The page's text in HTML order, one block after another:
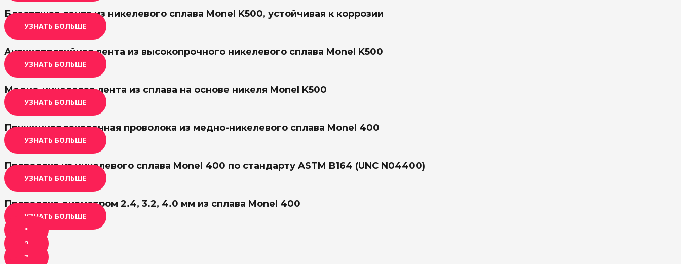
Блестящая лента из никелевого сплава Monel K500, устойчивая к коррозии
УЗНАТЬ БОЛЬШЕ
Антикоррозийная лента из высокопрочного никелевого сплава Monel K500
УЗНАТЬ БОЛЬШЕ
Медно-никелевая лента из сплава на основе никеля Monel K500
УЗНАТЬ БОЛЬШЕ
Пружинная закаленная проволока из медно-никелевого сплава Monel 400
УЗНАТЬ БОЛЬШЕ
Проволока из никелевого сплава Monel 400 по стандарту ASTM B164 (UNC N04400)
УЗНАТЬ БОЛЬШЕ
Проволока диаметром 2.4, 3.2, 4.0 мм из сплава Monel 400
УЗНАТЬ БОЛЬШЕ
1
2
3